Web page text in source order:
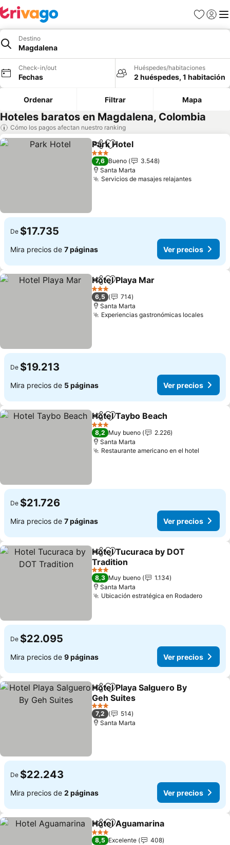
Favoritos
Iniciar
Destino
Magdalena
Check-in/out
Fechas
Huéspedes/habitaciones
2 huéspedes, 1 habitación
Ordenar Filtrar Mapa
Hoteles baratos en Magdalena, Colombia
Cómo los pagos afectan nuestro ranking
CompartirAgregar a favoritos
Park Hotel
3 Estrellas
7,6 Bueno
3.548
Santa Marta
Servicios de masajes relajantes
De $17.735
Mira precios de 7 páginas Ver precios
CompartirAgregar a favoritos
Hotel Playa Mar
3 Estrellas
6,5
714
Santa Marta
Experiencias gastronómicas locales
De $19.213
Mira precios de 5 páginas Ver precios
CompartirAgregar a favoritos
Hotel Taybo Beach
3 Estrellas
8,2 Muy bueno
2.226
Santa Marta
Restaurante americano en el hotel
De $21.726
Mira precios de 7 páginas Ver precios
CompartirAgregar a favoritos
Hotel Tucuraca by DOT
Tradition
3 Estrellas
8,3 Muy bueno
1.134
Santa Marta
Ubicación estratégica en Rodadero
De $22.095
Mira precios de 9 páginas Ver precios
CompartirAgregar a favoritos
Hotel Playa Salguero By
Geh Suites
3 Estrellas
7,2
514
Santa Marta
De $22.243
Mira precios de 2 páginas Ver precios
CompartirAgregar a favoritos
Hotel Aguamarina
3 Estrellas
8,5 Excelente
408